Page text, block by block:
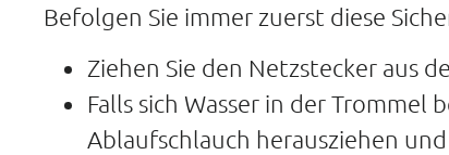
Befolgen Sie immer zuerst diese
Ziehen Sie den Netzstecker aus
Falls sich Wasser in der Trommel
Ablaufschlauch herausziehen und